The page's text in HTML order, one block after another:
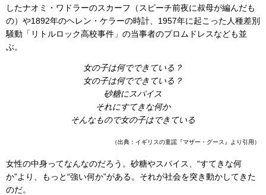
したナオミ・ワドラーのスカーフ（スピーチ前夜に叔母が編んだも
の）や1892年のヘレン・ケラーの時計、1957年に起こった人種差別
騒動「リトルロック高校事件」の当事者のプロムドレスなども並
ぶ。
女の子は何でできている？
女の子は何でできている？
砂糖にスパイス
それにすてきな何か
そんなもので女の子はできている
（出典：イギリスの童謡『マザー・グース』より引用）
女性の中身ってなんなのだろう。砂糖やスパイス、“すてきな何
か”より、もっと“強い何か”がある。それが社会を突き動かしてきた
のだ。